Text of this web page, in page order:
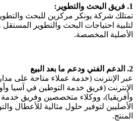
1. فريق البحث والتطوير:
تمتلك شركة يونكر مركزين للبحث
لتلبية احتياجات البحث والتطوير
الأصلية المخصصة.
2. الدعم الفني ودعم ما بعد البيع
الإنترنت (فريق خدمة التوطين في آسيا
وأفريقيا)، ووكلاء متخصصين وفريق خدمة
الأصليين لتوفير حلول مثالية للأعطال
المنتج.